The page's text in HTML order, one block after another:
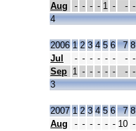
Aug
- - - - 1 - - -
4
2006 1 2 3 4 5 6 7 8
Jul
- - - - - - - -
Sep 1 - - - - - - -
3
2007 1 2 3 4 5 6 7 8
Aug
- - - - - - 10 -